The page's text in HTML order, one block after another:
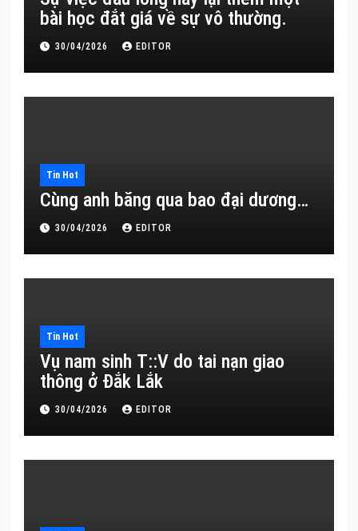
bài học đắt giá về sự vô thường.
30/04/2026 EDITOR
Tin Hot
Cùng anh băng qua bao đại dương…
30/04/2026 EDITOR
Tin Hot
Vụ nam sinh T::V do tai nạn giao
thông ở Đắk Lắk
30/04/2026 EDITOR